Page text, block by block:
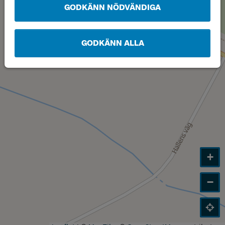
GODKÄNN NÖDVÄNDIGA
GODKÄNN ALLA
+
−